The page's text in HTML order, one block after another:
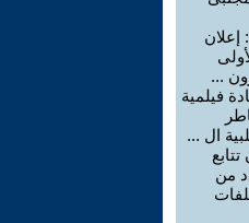
إعلان
...
فيلمية
ال ...
من